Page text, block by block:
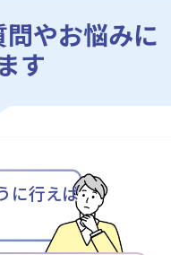
やお悩みに
す
に行えば